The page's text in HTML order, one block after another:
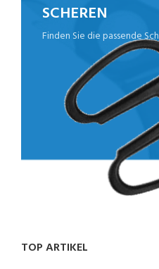
SCHEREN
Finden Sie die passende
TOP ARTIKEL